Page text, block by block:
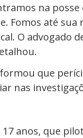
na
Fomos até
O
que
nas
17 anos, que